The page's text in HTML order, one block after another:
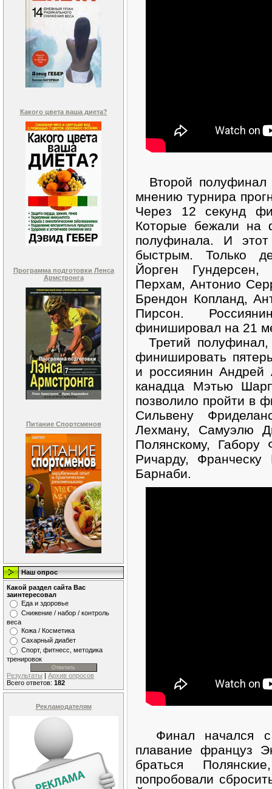
Какого цвета ваша диета?
Программа подготовки Ленса
Армстронга
Питание Спортсменов
Наш опрос
Какой раздел сайта Вас
заинтересовал
Еда и здоровье
Снижение / набор / контроль
веса
Кожа / Косметика
Сахарный диабет
Спорт, фитнесс, методика
тренировок
Результаты | Архив опросов
Всего ответов: 182
Рекламодателям
Второй полуфинал
мнению турнира
Через 12 секунд
Которые бежали на
полуфинала. И
быстрым. Только
Йорген
Перхам, Антонио
Брендон Копланд,
Пирсон.
финишировал на 21
Третий
финишировать
и россиянин
канадца Мэтью
позволило пройти в
Сильвену
Лехману, Самуэлю
Полянскому,
Ричарду,
Барнаби.
Финал начался с
плавание француз
браться
попробовали